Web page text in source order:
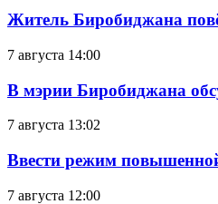
Житель Биробиджана
7 августа 14:00
В мэрии Биробиджана
7 августа 13:02
Ввести режим
7 августа 12:00